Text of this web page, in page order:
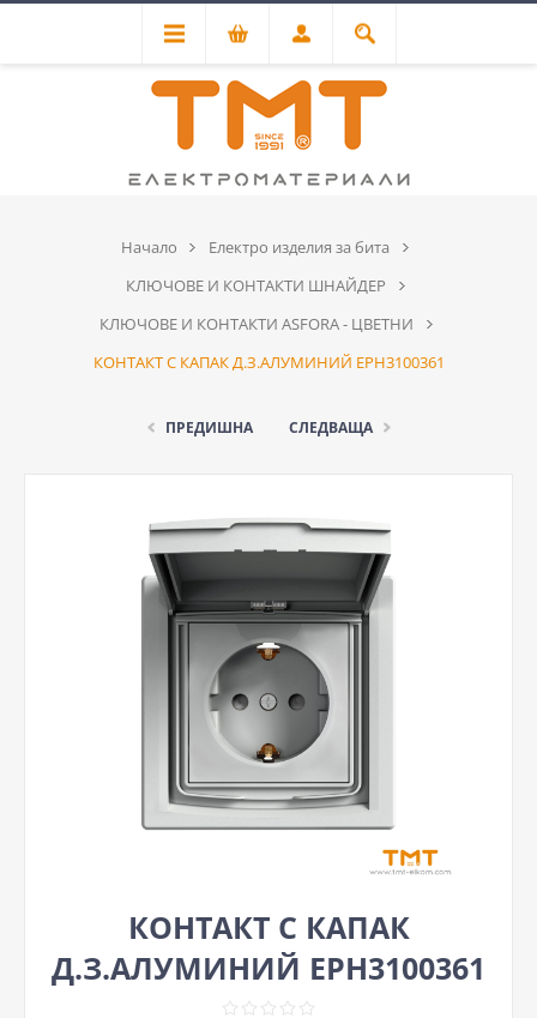
Начало
Електро изделия за бита
КЛЮЧОВЕ И КОНТАКТИ ШНАЙДЕР
КЛЮЧОВЕ И КОНТАКТИ ASFORA - ЦВЕТНИ
КОНТАКТ С КАПАК Д.З.АЛУМИНИЙ EPH3100361
ПРЕДИШНА СЛЕДВАЩА
КОНТАКТ С КАПАК
Д.З.АЛУМИНИЙ EPH3100361